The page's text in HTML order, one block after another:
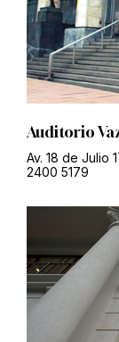
Auditorio
Av. 18 de Julio
2400 5179